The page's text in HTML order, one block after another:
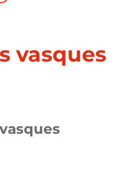
vasques